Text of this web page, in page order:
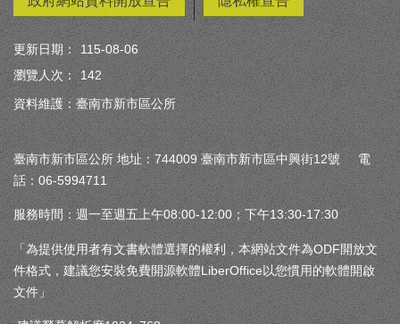
更新日期：
115-08-06
瀏覽人次：
142
資料維護：臺南市新市區公所
臺南市新市區公所 地址：744009 臺南市新市區中興街12號 電
話：06-5994711
服務時間：週一至週五上午08:00-12:00；下午13:30-17:30
「為提供使用者有文書軟體選擇的權利，本網站文件為ODF開放文
件格式，建議您安裝免費開源軟體LiberOffice以您慣用的軟體開啟
文件」